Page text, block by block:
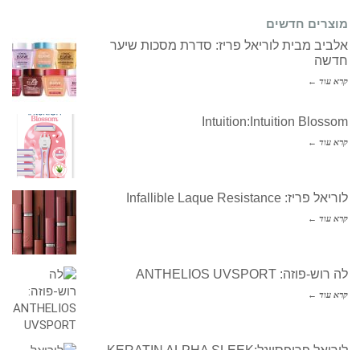
מוצרים חדשים
אלביב מבית לוריאל פריז: סדרת מסכות שיער
חדשה
קרא עוד ←
Intuition:Intuition Blossom
קרא עוד ←
לוריאל פריז: Infallible Laque Resistance
קרא עוד ←
לה רוש-פוזה: ANTHELIOS UVSPORT
קרא עוד ←